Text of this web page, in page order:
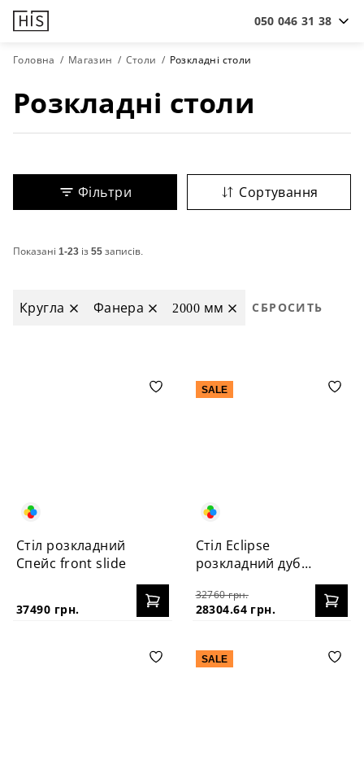
050 046 31 38
Головна Магазин Столи Розкладні столи
Розкладні столи
Фільтри Сортування
Показані 1-23 із55записів.
Кругла Фанера 2000 мм СБРОСИТЬ
Стіл розкладний
Спейс front slide
37490 грн.
SALE
Стіл Eclipse
розкладний дуб
32760 грн.
28304.64 грн.
SALE